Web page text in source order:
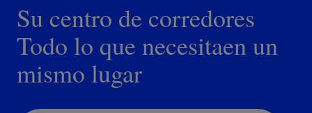
Su centro de corredores
Todo lo que necesitaen un
mismo lugar